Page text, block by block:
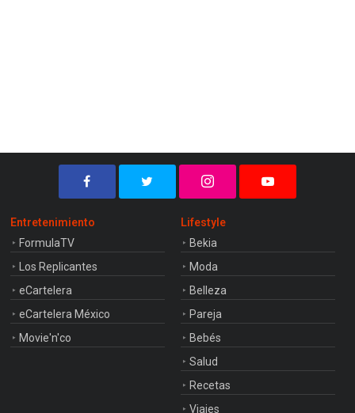
Entretenimiento
FormulaTV
Los Replicantes
eCartelera
eCartelera México
Movie'n'co
Lifestyle
Bekia
Moda
Belleza
Pareja
Bebés
Salud
Recetas
Viajes